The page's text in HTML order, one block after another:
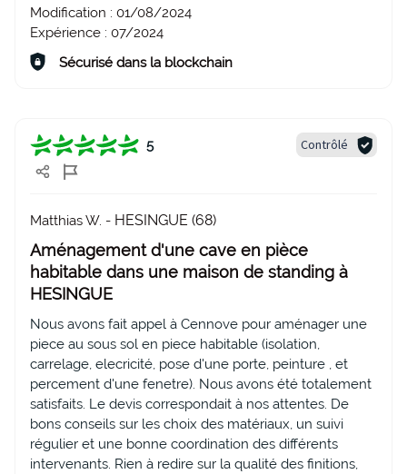
Modification : 01/08/2024
Expérience : 07/2024
Sécurisé dans la blockchain
5 Contrôlé
Matthias W. - HESINGUE (68)
Aménagement d'une cave en pièce
habitable dans une maison de standing à
HESINGUE
Nous avons fait appel à Cennove pour aménager une
piece au sous sol en piece habitable (isolation,
carrelage, elecricité, pose d'une porte, peinture , et
percement d'une fenetre). Nous avons été totalement
satisfaits. Le devis correspondait à nos attentes. De
bons conseils sur les choix des matériaux, un suivi
régulier et une bonne coordination des différents
intervenants. Rien à redire sur la qualité des finitions,